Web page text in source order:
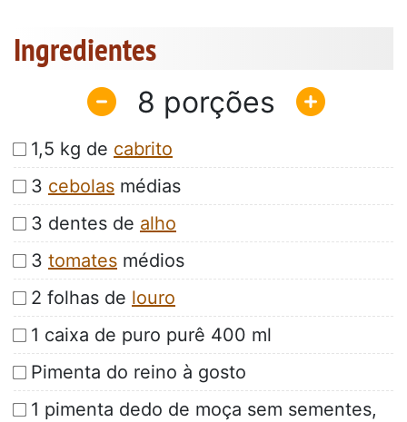
Ingredientes
8
1,5 kg de cabrito
3 cebolas médias
3 dentes de alho
3 tomates médios
2 folhas de louro
1 caixa de puro purê 400 ml
Pimenta do reino à gosto
1 pimenta dedo de moça sem sementes,